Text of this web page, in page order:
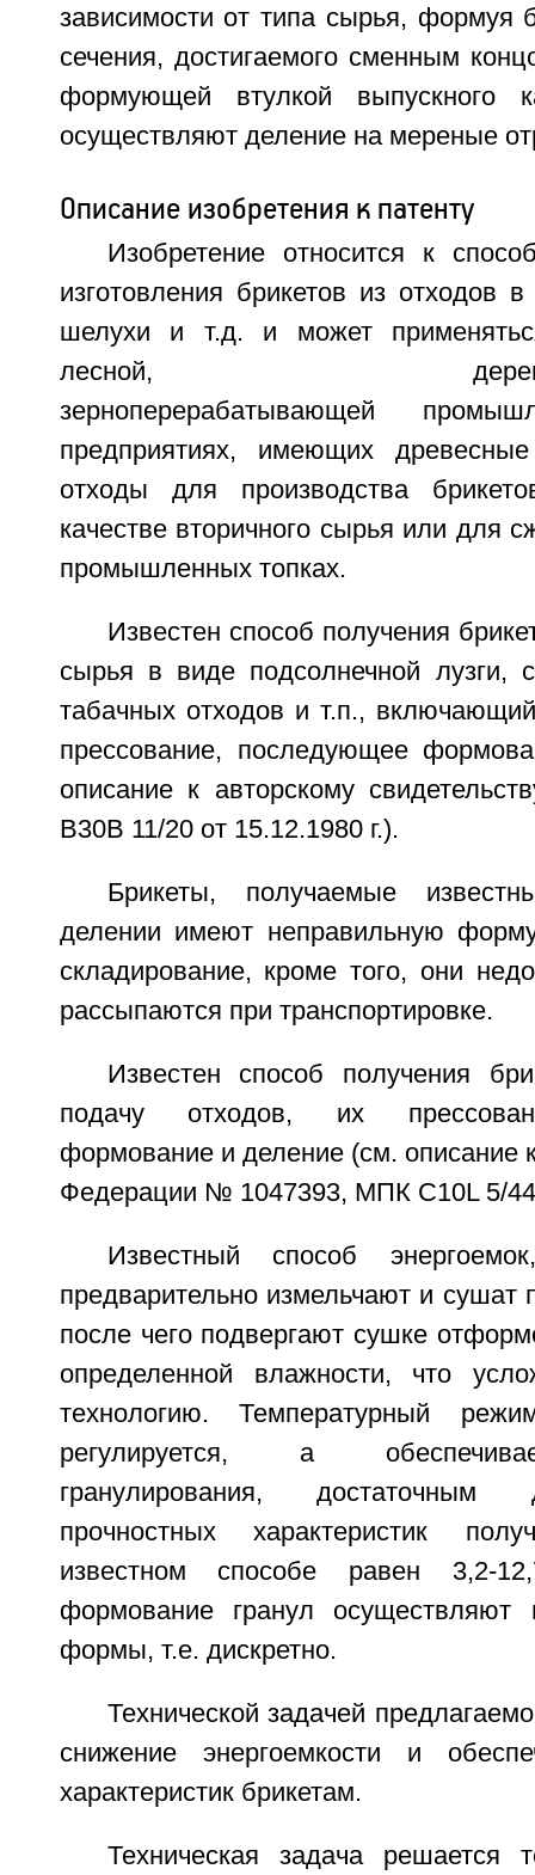
зависимости от типа сырья, формуя
сечения, достигаемого сменным
формующей втулкой выпускного
осуществляют деление на мереные
Описание изобретения к патенту
Изобретение относится к
изготовления брикетов из отходов
шелухи и т.д. и может
лесной,
зерноперерабатывающей
предприятиях, имеющих
отходы для производства
качестве вторичного сырья или для
промышленных топках.
Известен способ получения
сырья в виде подсолнечной лузги,
табачных отходов и т.п.,
прессование, последующее
описание к авторскому
В30В 11/20 от 15.12.1980 г.).
Брикеты, получаемые
делении имеют неправильную
складирование, кроме того, они
рассыпаются при транспортировке.
Известен способ получения
подачу отходов, их
формование и деление (см. описание
Федерации № 1047393, МПК С10L 5/44
Известный способ
предварительно измельчают и
после чего подвергают сушке
определенной влажности, что
технологию. Температурный
регулируется, а
гранулирования, достаточным
прочностных характеристик
известном способе равен 3,2-
формование гранул осуществляют
формы, т.е. дискретно.
Технической задачей
снижение энергоемкости и
характеристик брикетам.
Техническая задача решается